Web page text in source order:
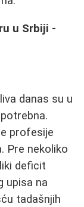
u Srbiji -
danas su u
profesije
Pre nekoliko
deficit
upisa na
tadašnjih